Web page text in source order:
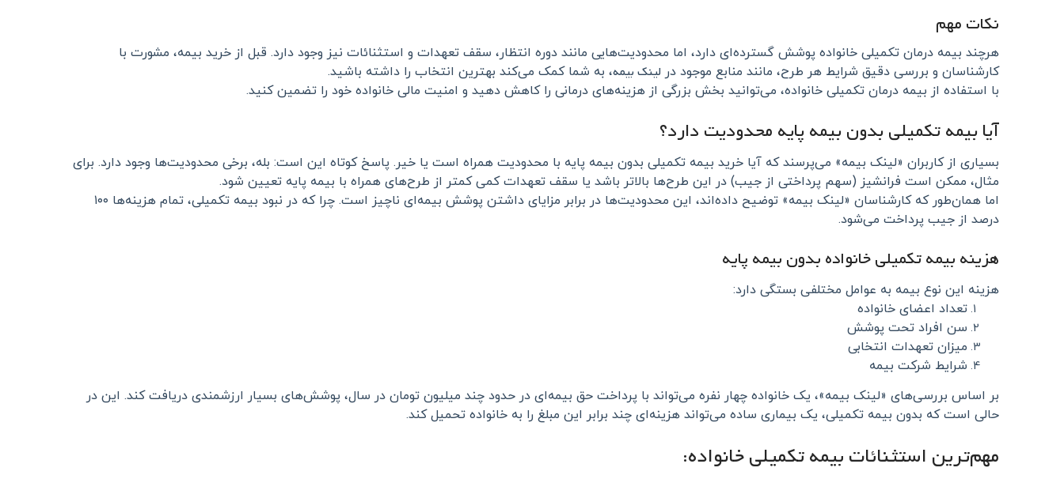
نکات مهم
هرچند بیمه درمان تکمیلی خانواده پوشش گسترده‌ای دارد، اما محدودیت‌هایی مانند دوره انتظار، سقف تعهدات و استثنائات نیز وجود دارد. قبل از خرید بیمه، مشورت با
کارشناسان و بررسی دقیق شرایط هر طرح، مانند منابع موجود در لینک بیمه، به شما کمک می‌کند بهترین انتخاب را داشته باشید.
با استفاده از بیمه درمان تکمیلی خانواده، می‌توانید بخش بزرگی از هزینه‌های درمانی را کاهش دهید و امنیت مالی خانواده خود را تضمین کنید.
آیا بیمه تکمیلی بدون بیمه پایه محدودیت دارد؟
بسیاری از کاربران «لینک بیمه» می‌پرسند که آیا خرید بیمه تکمیلی بدون بیمه پایه با محدودیت همراه است یا خیر. پاسخ کوتاه این است: بله، برخی محدودیت‌ها وجود دارد. برای
مثال، ممکن است فرانشیز (سهم پرداختی از جیب) در این طرح‌ها بالاتر باشد یا سقف تعهدات کمی کمتر از طرح‌های همراه با بیمه پایه تعیین شود.
اما همان‌طور که کارشناسان «لینک بیمه» توضیح داده‌اند، این محدودیت‌ها در برابر مزایای داشتن پوشش بیمه‌ای ناچیز است. چرا که در نبود بیمه تکمیلی، تمام هزینه‌ها ۱۰۰
درصد از جیب پرداخت می‌شود.
هزینه بیمه تکمیلی خانواده بدون بیمه پایه
هزینه این نوع بیمه به عوامل مختلفی بستگی دارد:
تعداد اعضای خانواده
سن افراد تحت پوشش
میزان تعهدات انتخابی
شرایط شرکت بیمه
بر اساس بررسی‌های «لینک بیمه»، یک خانواده چهار نفره می‌تواند با پرداخت حق بیمه‌ای در حدود چند میلیون تومان در سال، پوشش‌های بسیار ارزشمندی دریافت کند. این در
حالی است که بدون بیمه تکمیلی، یک بیماری ساده می‌تواند هزینه‌ای چند برابر این مبلغ را به خانواده تحمیل کند.
مهم‌ترین استثنائات بیمه تکمیلی خانواده: